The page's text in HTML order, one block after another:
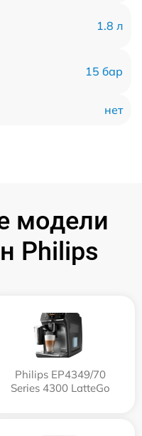
1.8 л
15 бар
нет
модели
Philips
Philips EP4349/70
Series 4300 LatteGo